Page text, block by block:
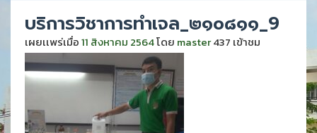
บริการวิชาการทำเจล_๒๑๐๘๑๑_9
เผยเเพร่เมื่อ11 สิงหาคม 2564โดย master437 เข้าชม